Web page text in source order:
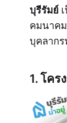
บุรีรัมย์
คมนาค
บุคลากร
1. โคร